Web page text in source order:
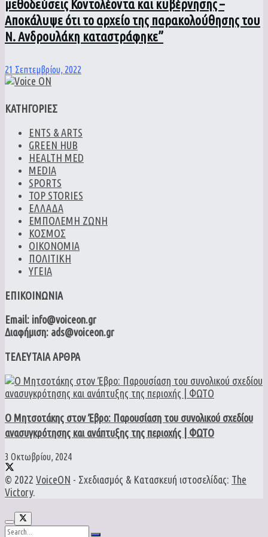
μεθοδεύσεις Κοντολέοντα και κυβέρνησης –
Aποκάλυψε ότι το αρχείο της παρακολούθησης του
Ν. Ανδρουλάκη καταστράφηκε”
21 Σεπτεμβρίου, 2022
ΚΑΤΗΓΟΡΙΕΣ
ENTS & ARTS
GREEN HUB
HEALTH MED
MEDIA
SPORTS
TOP STORIES
ΕΛΛΑΔΑ
ΕΜΠΟΛΕΜΗ ΖΩΝΗ
ΚΟΣΜΟΣ
ΟΙΚΟΝΟΜΙΑ
ΠΟΛΙΤΙΚΗ
ΥΓΕΙΑ
ΕΠΙΚΟΙΝΩΝΙΑ
Email: info@voiceon.gr
Διαφήμιση: ads@voiceon.gr
ΤΕΛΕΥΤΑΙΑ ΑΡΘΡΑ
Ο Μητσοτάκης στον Έβρο: Παρουσίαση του συνολικού σχεδίου
ανασυγκρότησης και ανάπτυξης της περιοχής | ΦΩΤΟ
3 Οκτωβρίου, 2024
© 2022 VoiceON - Σχεδιασμός & Κατασκευή ιστοσελίδας: The
Victory.